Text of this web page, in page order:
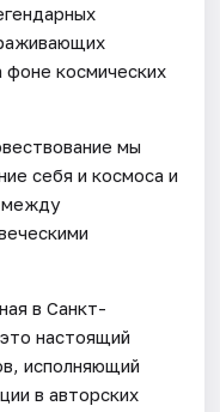
фоне космических
мы
себя и космоса и
между
в Санкт-
настоящий
исполняющий
в авторских